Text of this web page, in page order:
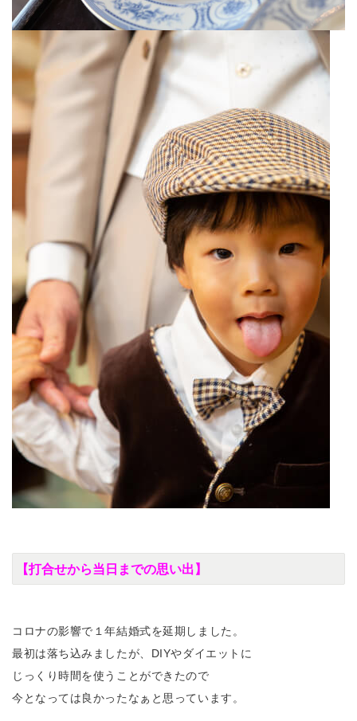
【打合せから当日までの思い出】
コロナの影響で１年結婚式を延期しました。
最初は落ち込みましたが、DIYやダイエットに
じっくり時間を使うことができたので
今となっては良かったなぁと思っています。